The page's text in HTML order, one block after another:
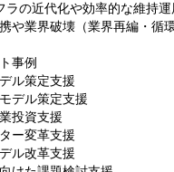
ラの近代化や効率的な維持
や業界破壊（業界再編・
事例
ル策定支援
デル策定支援
投資支援
ー変革支援
ル改革支援